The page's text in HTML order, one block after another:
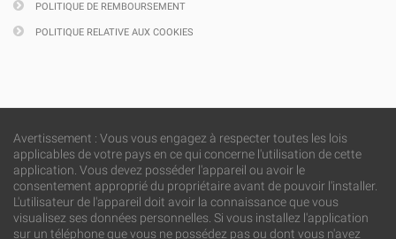
POLITIQUE DE REMBOURSEMENT
POLITIQUE RELATIVE AUX COOKIES
Avertissement : Vous vous engagez à respecter toutes les lois
applicables de votre pays en ce qui concerne l'utilisation de cette
application. Vous devez posséder l'appareil ou avoir le
consentement approprié du propriétaire avant de pouvoir l'installer.
L'utilisateur de l'appareil doit avoir la connaissance que vous
visualisez ses données personnelles. Si vous installez l'application
sur un téléphone que vous ne possédez pas ou dont vous n'avez